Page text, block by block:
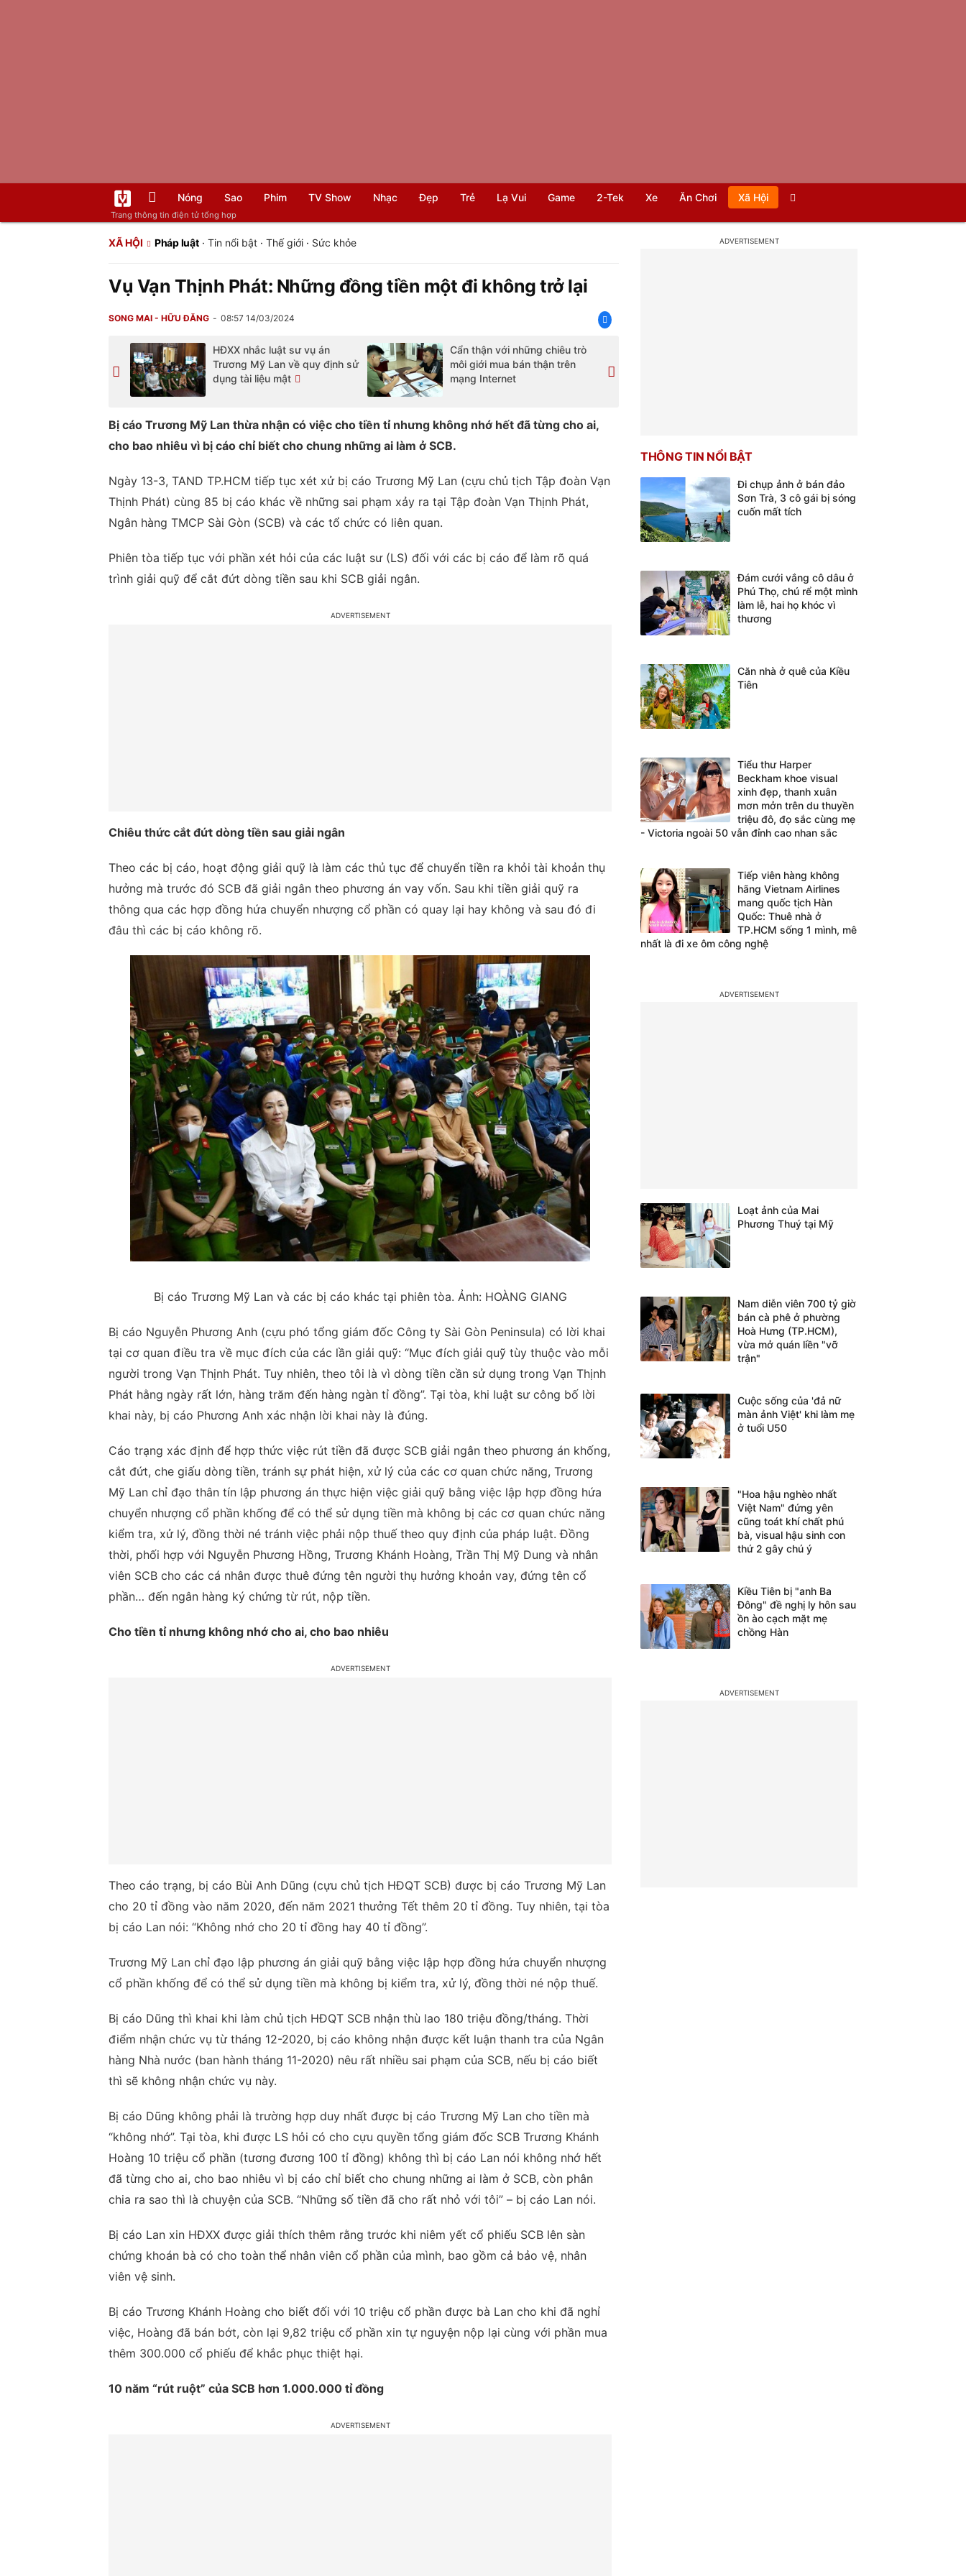
Trang thông tin điện tử tổng hợp
Nóng Sao Phim TV Show Nhạc Đẹp Trẻ Lạ Vui Game 2-Tek Xe Ăn Chơi Xã Hội
XÃ HỘI Pháp luật ·Tin nổi bật ·Thế giới · Sức khỏe
Vụ Vạn Thịnh Phát: Những đồng tiền một đi không trở lại
SONG MAI - HỮU ĐĂNG 08:57 14/03/2024
HĐXX nhắc luật sư vụ án
Trương Mỹ Lan về quy định sử
dụng tài liệu mật
Cẩn thận với những chiêu trò
môi giới mua bán thận trên
mạng Internet
Bị cáo Trương Mỹ Lan thừa nhận có việc cho tiền tỉ nhưng không nhớ hết đã từng cho ai,
cho bao nhiêu vì bị cáo chỉ biết cho chung những ai làm ở SCB.
Ngày 13-3, TAND TP.HCM tiếp tục xét xử bị cáo Trương Mỹ Lan (cựu chủ tịch Tập đoàn Vạn
Thịnh Phát) cùng 85 bị cáo khác về những sai phạm xảy ra tại Tập đoàn Vạn Thịnh Phát,
Ngân hàng TMCP Sài Gòn (SCB) và các tổ chức có liên quan.
Phiên tòa tiếp tục với phần xét hỏi của các luật sư (LS) đối với các bị cáo để làm rõ quá
trình giải quỹ để cắt đứt dòng tiền sau khi SCB giải ngân.
Chiêu thức cắt đứt dòng tiền sau giải ngân
Theo các bị cáo, hoạt động giải quỹ là làm các thủ tục để chuyển tiền ra khỏi tài khoản thụ
hưởng mà trước đó SCB đã giải ngân theo phương án vay vốn. Sau khi tiền giải quỹ ra
thông qua các hợp đồng hứa chuyển nhượng cổ phần có quay lại hay không và sau đó đi
đâu thì các bị cáo không rõ.
Bị cáo Trương Mỹ Lan và các bị cáo khác tại phiên tòa. Ảnh: HOÀNG GIANG
Bị cáo Nguyễn Phương Anh (cựu phó tổng giám đốc Công ty Sài Gòn Peninsula) có lời khai
tại cơ quan điều tra về mục đích của các lần giải quỹ: “Mục đích giải quỹ tùy thuộc vào mỗi
người trong Vạn Thịnh Phát. Tuy nhiên, theo tôi là vì dòng tiền cần sử dụng trong Vạn Thịnh
Phát hằng ngày rất lớn, hàng trăm đến hàng ngàn tỉ đồng”. Tại tòa, khi luật sư công bố lời
khai này, bị cáo Phương Anh xác nhận lời khai này là đúng.
Cáo trạng xác định để hợp thức việc rút tiền đã được SCB giải ngân theo phương án khống,
cắt đứt, che giấu dòng tiền, tránh sự phát hiện, xử lý của các cơ quan chức năng, Trương
Mỹ Lan chỉ đạo thân tín lập phương án thực hiện việc giải quỹ bằng việc lập hợp đồng hứa
chuyển nhượng cổ phần khống để có thể sử dụng tiền mà không bị các cơ quan chức năng
kiểm tra, xử lý, đồng thời né tránh việc phải nộp thuế theo quy định của pháp luật. Đồng
thời, phối hợp với Nguyễn Phương Hồng, Trương Khánh Hoàng, Trần Thị Mỹ Dung và nhân
viên SCB cho các cá nhân được thuê đứng tên người thụ hưởng khoản vay, đứng tên cổ
phần… đến ngân hàng ký chứng từ rút, nộp tiền.
Cho tiền tỉ nhưng không nhớ cho ai, cho bao nhiêu
Theo cáo trạng, bị cáo Bùi Anh Dũng (cựu chủ tịch HĐQT SCB) được bị cáo Trương Mỹ Lan
cho 20 tỉ đồng vào năm 2020, đến năm 2021 thưởng Tết thêm 20 tỉ đồng. Tuy nhiên, tại tòa
bị cáo Lan nói: “Không nhớ cho 20 tỉ đồng hay 40 tỉ đồng”.
Trương Mỹ Lan chỉ đạo lập phương án giải quỹ bằng việc lập hợp đồng hứa chuyển nhượng
cổ phần khống để có thể sử dụng tiền mà không bị kiểm tra, xử lý, đồng thời né nộp thuế.
Bị cáo Dũng thì khai khi làm chủ tịch HĐQT SCB nhận thù lao 180 triệu đồng/tháng. Thời
điểm nhận chức vụ từ tháng 12-2020, bị cáo không nhận được kết luận thanh tra của Ngân
hàng Nhà nước (ban hành tháng 11-2020) nêu rất nhiều sai phạm của SCB, nếu bị cáo biết
thì sẽ không nhận chức vụ này.
Bị cáo Dũng không phải là trường hợp duy nhất được bị cáo Trương Mỹ Lan cho tiền mà
“không nhớ”. Tại tòa, khi được LS hỏi có cho cựu quyền tổng giám đốc SCB Trương Khánh
Hoàng 10 triệu cổ phần (tương đương 100 tỉ đồng) không thì bị cáo Lan nói không nhớ hết
đã từng cho ai, cho bao nhiêu vì bị cáo chỉ biết cho chung những ai làm ở SCB, còn phân
chia ra sao thì là chuyện của SCB. “Những số tiền đã cho rất nhỏ với tôi” – bị cáo Lan nói.
Bị cáo Lan xin HĐXX được giải thích thêm rằng trước khi niêm yết cổ phiếu SCB lên sàn
chứng khoán bà có cho toàn thể nhân viên cổ phần của mình, bao gồm cả bảo vệ, nhân
viên vệ sinh.
Bị cáo Trương Khánh Hoàng cho biết đối với 10 triệu cổ phần được bà Lan cho khi đã nghỉ
việc, Hoàng đã bán bớt, còn lại 9,82 triệu cổ phần xin tự nguyện nộp lại cùng với phần mua
thêm 300.000 cổ phiếu để khắc phục thiệt hại.
10 năm “rút ruột” của SCB hơn 1.000.000 tỉ đồng
THÔNG TIN NỔI BẬT
Đi chụp ảnh ở bán đảo
Sơn Trà, 3 cô gái bị sóng
cuốn mất tích
Đám cưới vắng cô dâu ở
Phú Thọ, chú rể một mình
làm lễ, hai họ khóc vì
thương
Căn nhà ở quê của Kiều
Tiên
Tiểu thư Harper
Beckham khoe visual
xinh đẹp, thanh xuân
mơn mởn trên du thuyền
triệu đô, đọ sắc cùng mẹ
- Victoria ngoài 50 vẫn đỉnh cao nhan sắc
Tiếp viên hàng không
hãng Vietnam Airlines
mang quốc tịch Hàn
Quốc: Thuê nhà ở
TP.HCM sống 1 mình, mê
nhất là đi xe ôm công nghệ
Loạt ảnh của Mai
Phương Thuý tại Mỹ
Nam diễn viên 700 tỷ giờ
bán cà phê ở phường
Hoà Hưng (TP.HCM),
vừa mở quán liền "vỡ
trận"
Cuộc sống của 'đả nữ
màn ảnh Việt' khi làm mẹ
ở tuổi U50
"Hoa hậu nghèo nhất
Việt Nam" đứng yên
cũng toát khí chất phú
bà, visual hậu sinh con
thứ 2 gây chú ý
Kiều Tiên bị "anh Ba
Đông" đề nghị ly hôn sau
ồn ào cạch mặt mẹ
chồng Hàn